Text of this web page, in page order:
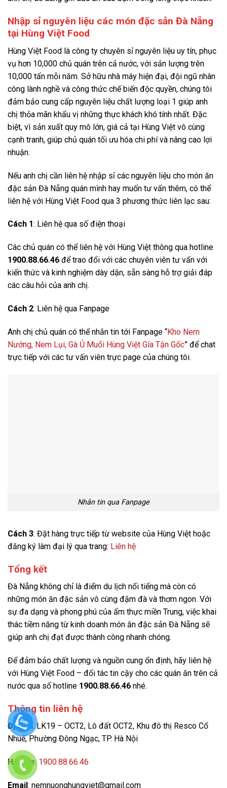
Nhập sỉ nguyên liệu các món đặc sản Đà Nẵng
tại Hùng Việt Food
Hùng Việt Food là công ty chuyên sỉ nguyên liệu uy tín, phục
vụ hơn 10,000 chủ quán trên cả nước, với sản lượng trên
10,000 tấn mỗi năm. Sở hữu nhà máy hiện đại, đội ngũ nhân
công lành nghề và công thức chế biến độc quyền, chúng tôi
đảm bảo cung cấp nguyên liệu chất lượng loại 1 giúp anh
chị thỏa mãn khẩu vị những thực khách khó tính nhất. Đặc
biệt, vì sản xuất quy mô lớn, giá cả tại Hùng Việt vô cùng
cạnh tranh, giúp chủ quán tối ưu hóa chi phí và nâng cao lợi
nhuận.
Nếu anh chị cần liên hệ nhập sỉ các nguyên liệu cho món ăn
đặc sản Đà Nẵng quán mình hay muốn tư vấn thêm, có thể
liên hệ với Hùng Việt Food qua 3 phương thức liên lạc sau:
Cách 1: Liên hệ qua số điện thoại
Các chủ quán có thể liên hệ với Hùng Việt thông qua hotline
1900.88.66.46 để trao đổi với các chuyên viên tư vấn với
kiến thức và kinh nghiệm dày dặn, sẵn sàng hỗ trợ giải đáp
các câu hỏi của anh chị.
Cách 2: Liên hệ qua Fanpage
Anh chị chủ quán có thể nhắn tin tới Fanpage “Kho Nem
Nướng, Nem Lụi, Gà Ủ Muối Hùng Việt Gía Tận Gốc” để chat
trực tiếp với các tư vấn viên trực page của chúng tôi.
Nhắn tin qua Fanpage
Cách 3: Đặt hàng trực tiếp từ website của Hùng Việt hoặc
đăng ký làm đại lý qua trang: Liên hệ
Tổng kết
Đà Nẵng không chỉ là điểm du lịch nổi tiếng mà còn có
những món ăn đặc sản vô cùng đậm đà và thơm ngon. Với
sự đa dạng và phong phú của ẩm thực miền Trung, việc khai
thác tiềm năng từ kinh doanh món ăn đặc sản Đà Nẵng sẽ
giúp anh chị đạt được thành công nhanh chóng.
Để đảm bảo chất lượng và nguồn cung ổn định, hãy liên hệ
với Hùng Việt Food – đối tác tin cậy cho các quán ăn trên cả
nước qua số hotline 1900.88.66.46 nhé.
Thông tin liên hệ
Địa chỉ: LK19 – OCT2, Lô đất OCT2, Khu đô thị Resco Cổ
Nhuế, Phường Đông Ngạc, TP. Hà Nội
Hotline:1900.88.66.46
Email: nemnuonghungviet@gmail.com